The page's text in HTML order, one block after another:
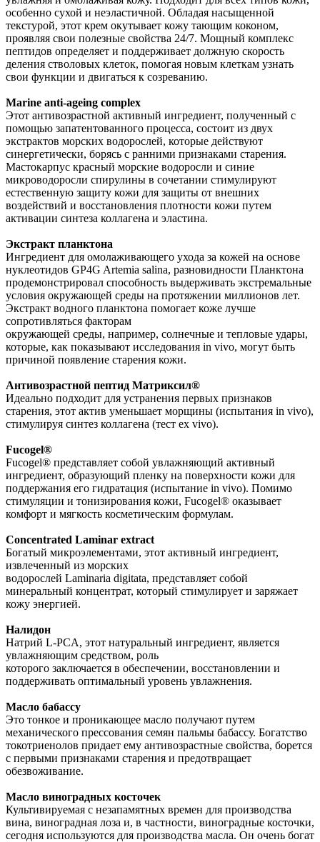
особенно сухой и неэластичной. Обладая насыщенной
текстурой, этот крем окутывает кожу тающим коконом,
проявляя свои полезные свойства 24/7. Мощный комплекс
пептидов определяет и поддерживает должную скорость
деления стволовых клеток, помогая новым клет­кам узнать
свои функции и двигаться к созреванию.
Marine anti-ageing complex
Этот антивозрастной активный ингредиент, полученный с
помощью запатентованного процесса, состоит из двух
экстрактов морских водорослей, которые действуют
синергетически, борясь с ранними признаками старения.
Мастокарпус красный морские водоросли и синие
микроводоросли спирулины в сочетании стимулируют
естественную защиту кожи для защиты от внешних
воздействий и восстановления плотности кожи путем
активации синтеза коллагена и эластина.
Экстракт планктона
Ингредиент для омолаживающего ухода за кожей на основе
нуклеотидов GP4G Artemia salina, разновидности Планктона
продемонстрировал способность выдерживать экстремальные
условия окружающей среды на протяжении миллионов лет.
Экстракт водного планктона помогает коже лучше
сопротивляться факторам
окружающей среды, например, солнечные и тепловые удары,
которые, как показывают исследования in vivo, могут быть
причиной появление старения кожи.
Антивозрастной пептид Матриксил®
Идеально подходит для устранения первых признаков
старения, этот актив уменьшает морщины (испытания in vivo),
стимулируя синтез коллагена (тест ex vivo).
Fucogel®
Fucogel® представляет собой увлажняющий активный
ингредиент, образующий пленку на поверхности кожи для
поддержания его гидратация (испытание in vivo). Помимо
стимуляции и тонизирования кожи, Fucogel® оказывает
комфорт и мягкость косметическим формулам.
Concentrated Laminar extract
Богатый микроэлементами, этот активный ингредиент,
извлеченный из морских
водорослей Laminaria digitata, представляет собой
минеральный концентрат, который стимулирует и заряжает
кожу энергией.
Налидон
Натрий L-PCA, этот натуральный ингредиент, является
увлажняющим средством, роль
которого заключается в обеспечении, восстановлении и
поддерживать оптимальный уровень увлажнения.
Масло бабассу
Это тонкое и проникающее масло получают путем
механического прессования семян пальмы бабассу. Богатство
токотриенолов придает ему антивозрастные свойства, борется
с первыми признаками старения и предотвращает
обезвоживание.
Масло виноградных косточек
Культивируемая с незапамятных времен для производства
вина, виноградная лоза и, в частности, виноградные косточки,
сегодня используются для производства масла. Он очень богат